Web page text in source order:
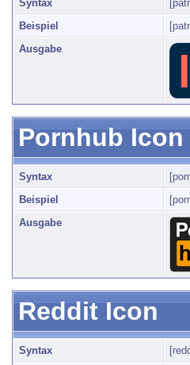
Syntax
Beispiel
Ausgabe
Pornhub Icon
Syntax
Beispiel
Ausgabe
Reddit Icon
Syntax